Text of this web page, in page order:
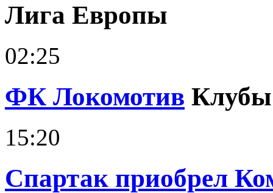
Лига Европы
02:25
ФК Локомотив Клубы
15:20
Спартак приобрел